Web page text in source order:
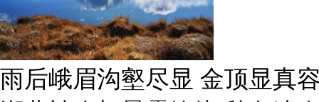
秋意浓 蓝天映衬下的哈尔滨